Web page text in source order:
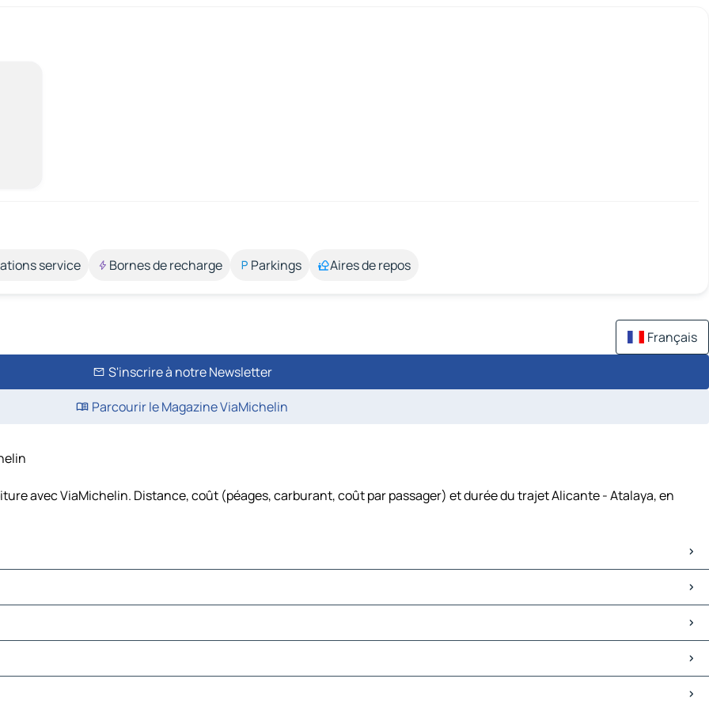
service Bornes de recharge Parkings Aires de repos
Français
S'inscrire à notre Newsletter
Parcourir le Magazine ViaMichelin
avec ViaMichelin. Distance, coût (péages, carburant, coût par passager) et durée du trajet Alicante - Atalaya, en